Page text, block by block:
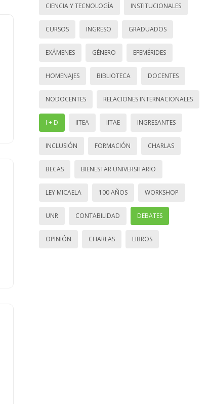
CIENCIA Y TECNOLOGÍA INSTITUCIONALES
CURSOS INGRESO GRADUADOS
EXÁMENES GÉNERO EFEMÉRIDES
HOMENAJES BIBLIOTECA DOCENTES
NODOCENTES RELACIONES INTERNACIONALES
I + D IITEA IITAE INGRESANTES
INCLUSIÓN FORMACIÓN CHARLAS
BECAS BIENESTAR UNIVERSITARIO
LEY MICAELA 100 AÑOS WORKSHOP
UNR CONTABILIDAD DEBATES
OPINIÓN CHARLAS LIBROS